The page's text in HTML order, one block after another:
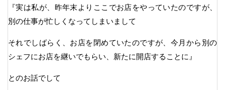
『実は私が、昨年末よりここでお店をやっていたのですが、
別の仕事が忙しくなってしまいまして
それでしばらく、お店を閉めていたのですが、今月から別の
シェフにお店を継いでもらい、新たに開店することに』
とのお話でして